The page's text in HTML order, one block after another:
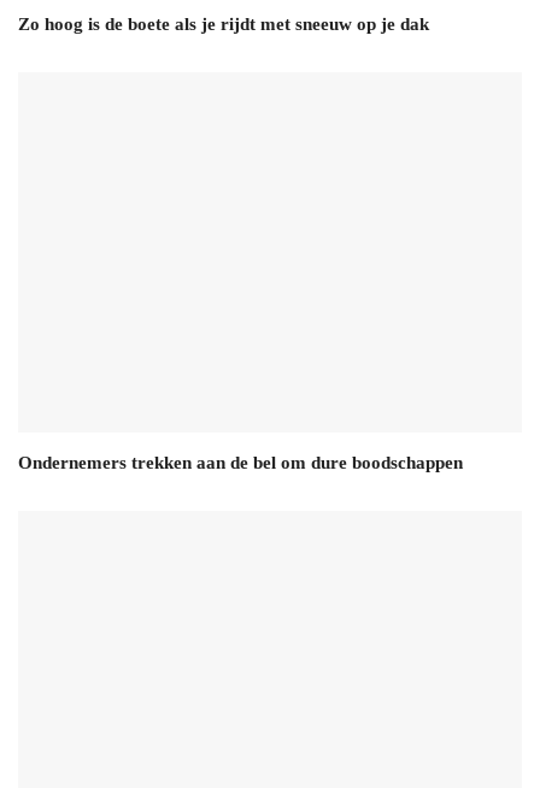
Zo hoog is de boete als je rijdt met sneeuw op je dak
Ondernemers trekken aan de bel om dure boodschappen